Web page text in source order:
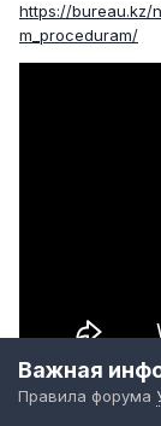
https://bureau.kz/
m_proceduram/
Важная
Правила форума